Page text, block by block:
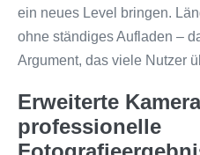
ein neues Level bringen.
ohne ständiges Aufladen –
Argument, das viele Nutzer
Erweiterte
professionelle